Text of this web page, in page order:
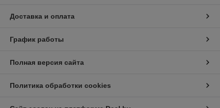
Доставка и оплата
График работы
Полная версия сайта
Политика обработки cookies